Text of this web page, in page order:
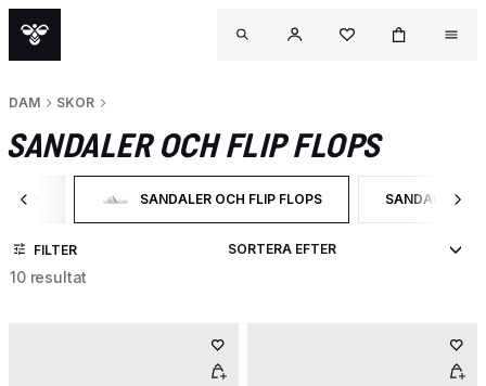
DAM SKOR
SANDALER OCH FLIP FLOPS
SKOR EFTER CATEGORY: SKORSANDALER OCH FLIP FLOPS
VALD FÖR NÄRVARANDE SORTERAS DET EFTER
SANDALS
SORTERA
FILTER
10 resultat